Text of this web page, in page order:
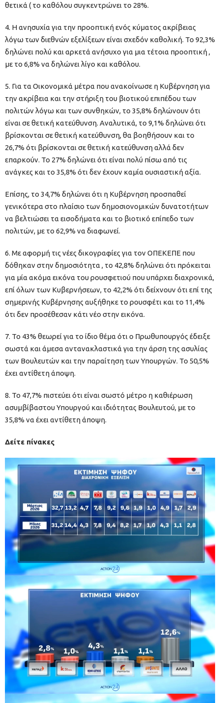
θετικά ( το καθόλου συγκεντρώνει το 28%.
4. Η ανησυχία για την προοπτική ενός κύματος ακρίβειας
λόγω των διεθνών εξελίξεων είναι σχεδόν καθολική. Το 92,3%
δηλώνει πολύ και αρκετά ανήσυχο για μια τέτοια προοπτική ,
με το 6,8% να δηλώνει λίγο και καθόλου.
5. Για τα Οικονομικά μέτρα που ανακοίνωσε η Κυβέρνηση για
την ακρίβεια και την στήριξη του βιοτικού επιπέδου των
πολιτών λόγω και των συνθηκών, το 35,8% δηλώνουν ότι
είναι σε θετική κατεύθυνση. Αναλυτικά, το 9,1% δηλώνει ότι
βρίσκονται σε θετική κατεύθυνση, θα βοηθήσουν και το
26,7% ότι βρίσκονται σε θετική κατεύθυνση αλλά δεν
επαρκούν. Το 27% δηλώνει ότι είναι πολύ πίσω από τις
ανάγκες και το 35,8% ότι δεν έχουν καμία ουσιαστική αξία.
Επίσης, το 34,7% δηλώνει ότι η Κυβέρνηση προσπαθεί
γενικότερα στο πλαίσιο των δημοσιονομικών δυνατοτήτων
να βελτιώσει τα εισοδήματα και το βιοτικό επίπεδο των
πολιτών, με το 62,9% να διαφωνεί.
6. Με αφορμή τις νέες δικογραφίες για τον ΟΠΕΚΕΠΕ που
δόθηκαν στην δημοσιότητα , το 42,8% δηλώνει ότι πρόκειται
για μία ακόμα εικόνα του ρουσφετιού που υπάρχει διαχρονικά,
επί όλων των Κυβερνήσεων, το 42,2% ότι δείχνουν ότι επί της
σημερινής Κυβέρνησης αυξήθηκε το ρουσφέτι και το 11,4%
ότι δεν προσέθεσαν κάτι νέο στην εικόνα.
7. Το 43% θεωρεί για το ίδιο θέμα ότι ο Πρωθυπουργός έδειξε
σωστά και άμεσα αντανακλαστικά για την άρση της ασυλίας
των Βουλευτών και την παραίτηση των Υπουργών. Το 50,5%
έχει αντίθετη άποψη.
8. Το 47,7% πιστεύει ότι είναι σωστό μέτρο η καθιέρωση
ασυμβίβαστου Υπουργού και ιδιότητας Βουλευτού, με το
35,8% να έχει αντίθετη άποψη.
Δείτε πίνακες